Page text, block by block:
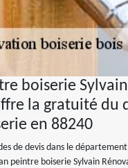
boiserie Sylvain
la gratuité du
en 88240
de devis dans le
peintre boiserie Sylvain